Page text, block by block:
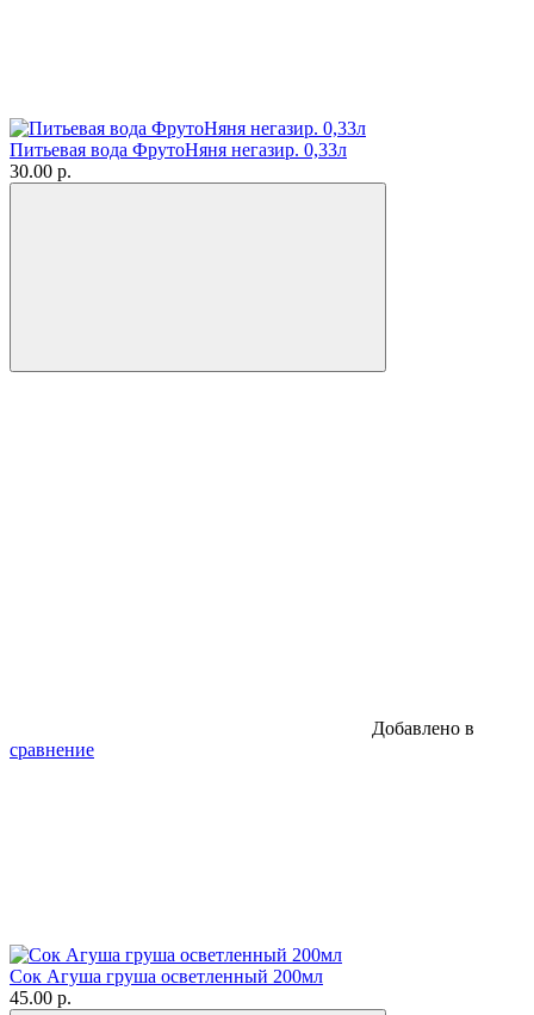
Питьевая вода ФрутоНяня негазир. 0,33л
30.00 р.
Добавлено в
сравнение
Сок Агуша груша осветленный 200мл
45.00 р.